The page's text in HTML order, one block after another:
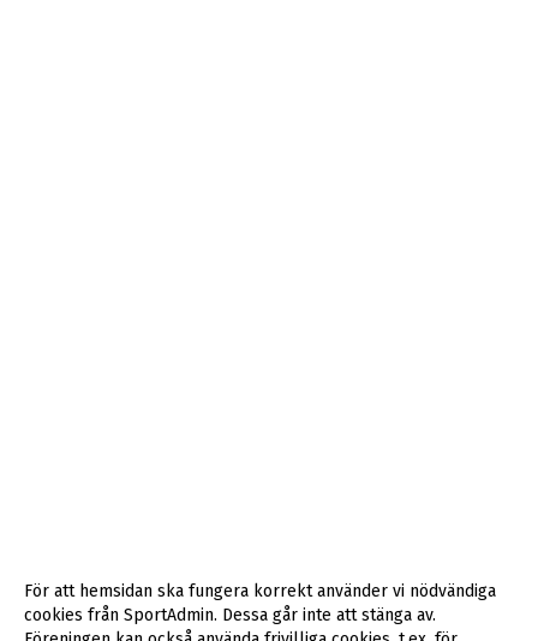
För att hemsidan ska fungera korrekt använder vi nödvändiga
cookies från SportAdmin. Dessa går inte att stänga av.